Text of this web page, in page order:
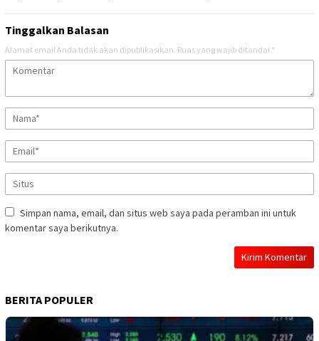
Tinggalkan Balasan
Alamat email Anda tidak akan dipublikasikan. Ruas yang wajib ditandai *
Simpan nama, email, dan situs web saya pada peramban ini untuk
komentar saya berikutnya.
BERITA POPULER